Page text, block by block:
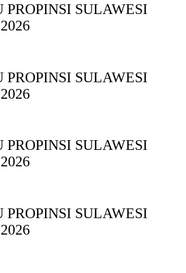
SULAWESI
SULAWESI
SULAWESI
SULAWESI